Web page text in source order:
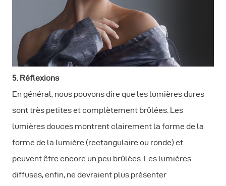
5. Réflexions
En général, nous pouvons dire que les lumières dures
sont très petites et complètement brûlées. Les
lumières douces montrent clairement la forme de la
forme de la lumière (rectangulaire ou ronde) et
peuvent être encore un peu brûlées. Les lumières
diffuses, enfin, ne devraient plus présenter